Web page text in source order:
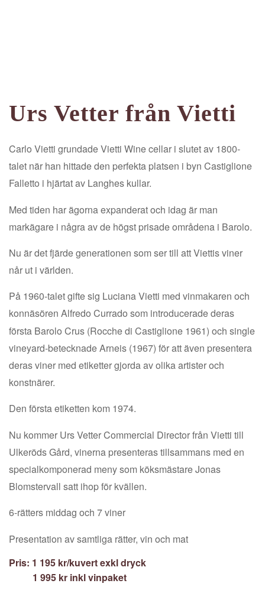
Urs Vetter från Vietti
Carlo Vietti grundade Vietti Wine cellar i slutet av 1800-
talet när han hittade den perfekta platsen i byn Castiglione
Falletto i hjärtat av Langhes kullar.
Med tiden har ägorna expanderat och idag är man
markägare i några av de högst prisade områdena i Barolo.
Nu är det fjärde generationen som ser till att Viettis viner
når ut i världen.
På 1960-talet gifte sig Luciana Vietti med vinmakaren och
konnäsören Alfredo Currado som introducerade deras
första Barolo Crus (Rocche di Castiglione 1961) och single
vineyard-betecknade Arneis (1967) för att även presentera
deras viner med etiketter gjorda av olika artister och
konstnärer.
Den första etiketten kom 1974.
Nu kommer Urs Vetter Commercial Director från Vietti till
Ulkeröds Gård, vinerna presenteras tillsammans med en
specialkomponerad meny som köksmästare Jonas
Blomstervall satt ihop för kvällen.
6-rätters middag och 7 viner
Presentation av samtliga rätter, vin och mat
Pris: 1 195 kr/kuvert exkl dryck
1 995 kr inkl vinpaket